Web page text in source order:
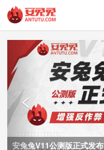
安兔兔V11公测版正式发布

Previous